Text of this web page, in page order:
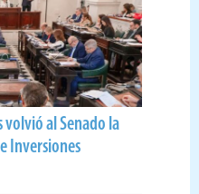
volvió al Senado la
Inversiones